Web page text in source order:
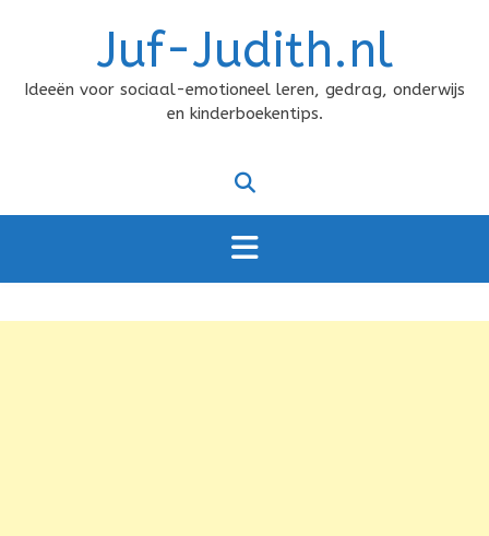
Juf-Judith.nl
Ideeën voor sociaal-emotioneel leren, gedrag, onderwijs
en kinderboekentips.